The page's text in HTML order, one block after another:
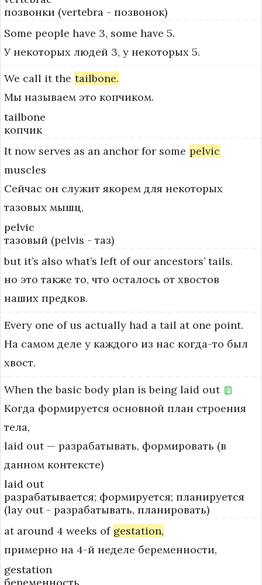
позвонки (vertebra - позвонок)
Some people have 3, some have 5.
У некоторых людей 3, у некоторых 5.
We call it the tailbone.
Мы называем это копчиком.
tailbone
копчик
It now serves as an anchor for some pelvic
muscles
Сейчас он служит якорем для некоторых
тазовых мышц,
pelvic
тазовый (pelvis - таз)
but it’s also what’s left of our ancestors’ tails.
но это также то, что осталось от хвостов
наших предков.
Every one of us actually had a tail at one point.
На самом деле у каждого из нас когда-то был
хвост.
When the basic body plan is being laid out
Когда формируется основной план строения
тела,
laid out — разрабатывать, формировать (в
данном контексте)
laid out
разрабатывается; формируется; планируется
(lay out - разрабатывать, планировать)
at around 4 weeks of gestation,
примерно на 4-й неделе беременности,
gestation